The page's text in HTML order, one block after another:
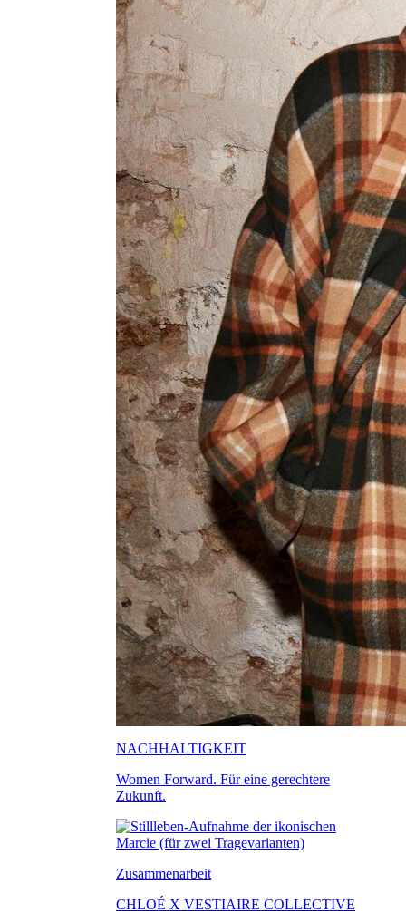
NACHHALTIGKEIT
Women Forward. Für eine gerechtere
Zukunft.
Zusammenarbeit
CHLOÉ X VESTIAIRE COLLECTIVE